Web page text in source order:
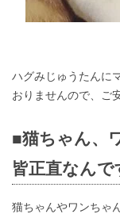
ハグみじゅうたんに
おりませんので、ご
■猫ちゃん、
皆正直なんで
猫ちゃんやワンちゃ